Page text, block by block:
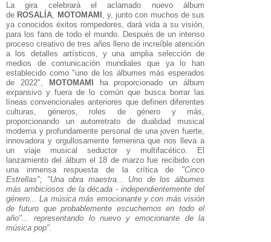
La gira celebrará el aclamado nuevo álbum
de ROSALÍA, MOTOMAMI , y, junto con muchos de sus
ya conocidos éxitos rompedores, dará vida a su visión,
para los fans de todo el mundo. Después de un intenso
proceso creativo de tres años lleno de increíble atención
a los detalles artísticos, y una amplia selección de
medios de comunicación mundiales que ya lo han
establecido como "uno de los álbumes más esperados
de 2022", MOTOMAMI
ha proporcionado un álbum
expansivo y fuera de lo común que busca borrar las
líneas convencionales anteriores que definen diferentes
culturas, géneros, roles de género y más,
proporcionando un autorretrato de dualidad musical
moderna y profundamente personal de una joven fuerte,
innovadora y orgullosamente femenina que nos lleva a
un viaje musical seductor y multifacético. El
lanzamiento del álbum el 18 de marzo fue recibido con
una inmensa respuesta de la crítica de "Cinco
Estrellas";
"Una obra maestra... Uno de los álbumes
más ambiciosos de la década - independientemente del
género... La música más emocionante y con más visión
de futuro que probablemente escuchemos en todo el
año"... representando lo nuevo y emocionante de la
música pop".